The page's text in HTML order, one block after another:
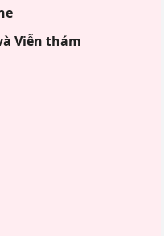
Viễn thám